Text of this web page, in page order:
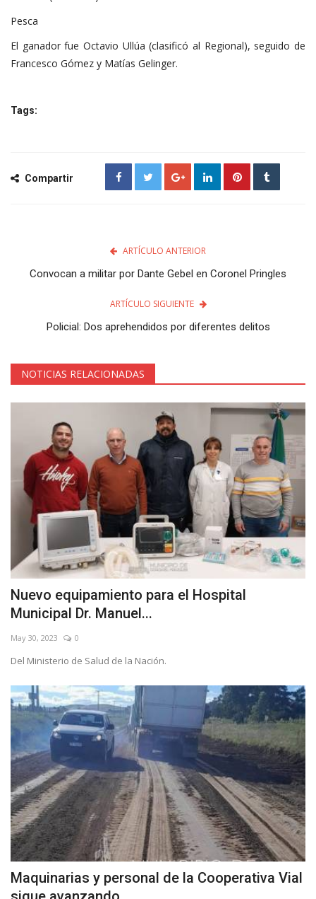
Pesca
El ganador fue Octavio Ullúa (clasificó al Regional), seguido de
Francesco Gómez y Matías Gelinger.
Tags:
Compartir
ARTÍCULO ANTERIOR
Convocan a militar por Dante Gebel en Coronel Pringles
ARTÍCULO SIGUIENTE
Policial: Dos aprehendidos por diferentes delitos
NOTICIAS RELACIONADAS
Nuevo equipamiento para el Hospital
Municipal Dr. Manuel...
May 30, 2023 0
Del Ministerio de Salud de la Nación.
Maquinarias y personal de la Cooperativa Vial